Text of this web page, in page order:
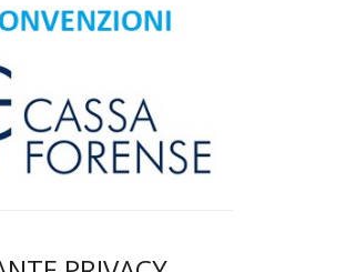
ai deepfake satirici su Enrico